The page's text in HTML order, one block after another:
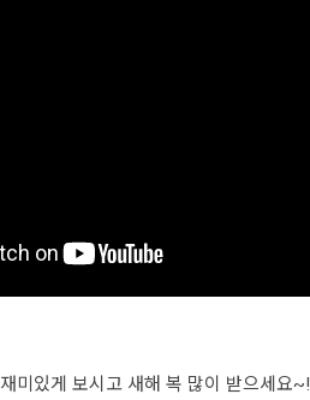
재미있게 보시고 새해 복 많이 받으세요~!